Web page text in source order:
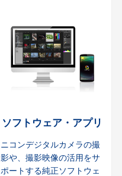
ソフトウェア・アプリ
ニコンデジタルカメラの撮
影や、撮影映像の活用をサ
ポートする純正ソフトウェ